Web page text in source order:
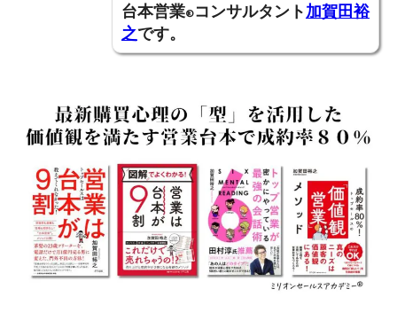
台本営業®コンサルタント加賀田裕
之です。